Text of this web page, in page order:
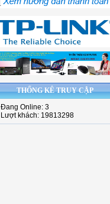
THỐNG KÊ TRUY CẬP
Đang Online: 3
Lượt khách: 19813298